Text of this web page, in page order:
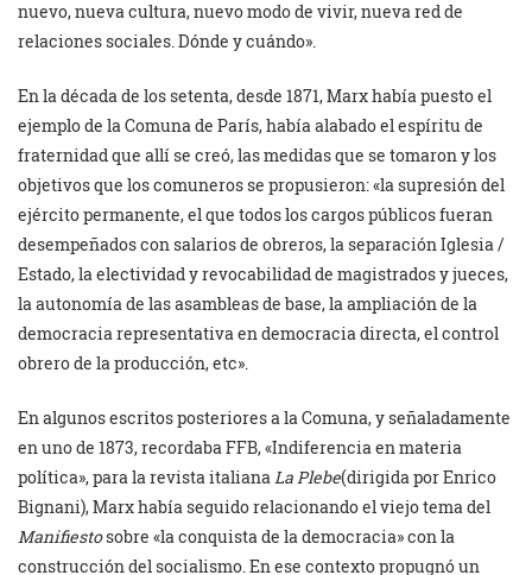
nuevo, nueva cultura, nuevo modo de vivir, nueva red de
relaciones sociales. Dónde y cuándo».
En la década de los setenta, desde 1871, Marx había puesto el
ejemplo de la Comuna de París, había alabado el espíritu de
fraternidad que allí se creó, las medidas que se tomaron y los
objetivos que los comuneros se propusieron: «la supresión del
ejército permanente, el que todos los cargos públicos fueran
desempeñados con salarios de obreros, la separación Iglesia /
Estado, la electividad y revocabilidad de magistrados y jueces,
la autonomía de las asambleas de base, la ampliación de la
democracia representativa en democracia directa, el control
obrero de la producción, etc».
En algunos escritos posteriores a la Comuna, y señaladamente
en uno de 1873, recordaba FFB, «Indiferencia en materia
política», para la revista italiana La Plebe(dirigida por Enrico
Bignani), Marx había seguido relacionando el viejo tema del
Manifiestosobre «la conquista de la democracia» con la
construcción del socialismo. En ese contexto propugnó un